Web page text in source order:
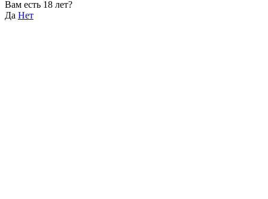
Вам есть 18 лет?
Да Нет